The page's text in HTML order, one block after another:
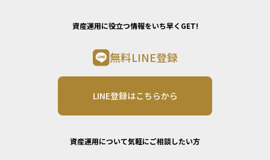
資産運用に役立つ情報をいち早くGET!
無料LINE登録
LINE登録はこちらから
資産運用について気軽にご相談したい方